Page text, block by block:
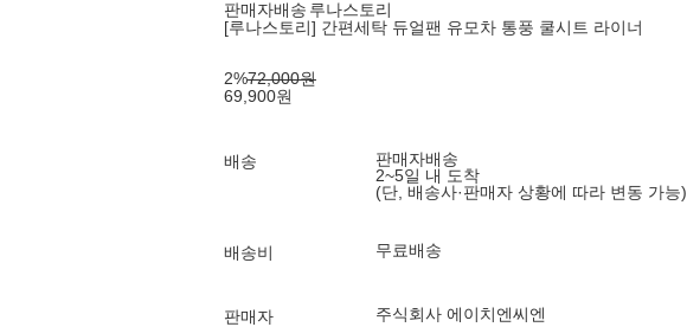
판매자배송 루나스토리
[루나스토리] 간편세탁 듀얼팬 유모차 통풍 쿨시트 라이너
2%72,000원
69,900원
배송
판매자배송
2~5일 내 도착
(단, 배송사·판매자 상황에 따라 변동 가능)
배송비 무료배송
판매자 주식회사 에이치엔씨엔